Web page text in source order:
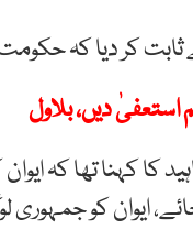
ثابت کر دیا کہ
دیں، بلاول
کہنا تھا کہ
ایوان کو